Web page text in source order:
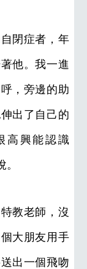
閉症者，年
他。我一進
，旁邊的助
出了自己的
高興能認識
教老師，沒
大朋友用手
出一個飛吻